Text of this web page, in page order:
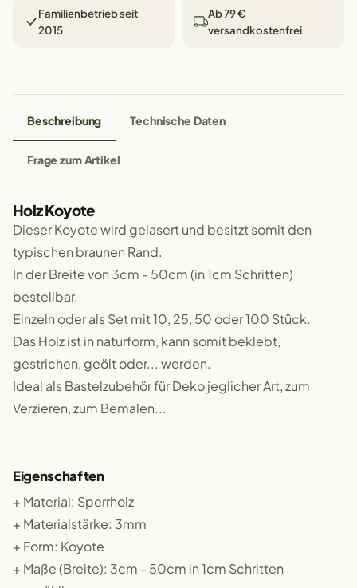
Familienbetrieb seit
2015
Ab 79 €
versandkostenfrei
Beschreibung Technische Daten
Frage zum Artikel
Holz Koyote
Dieser Koyote wird gelasert und besitzt somit den
typischen braunen Rand.
In der Breite von 3cm - 50cm (in 1cm Schritten)
bestellbar.
Einzeln oder als Set mit 10, 25, 50 oder 100 Stück.
Das Holz ist in naturform, kann somit beklebt,
gestrichen, geölt oder... werden.
Ideal als Bastelzubehör für Deko jeglicher Art, zum
Verzieren, zum Bemalen...
Eigenschaften
+ Material: Sperrholz
+ Materialstärke: 3mm
+ Form: Koyote
+ Maße (Breite): 3cm - 50cm in 1cm Schritten